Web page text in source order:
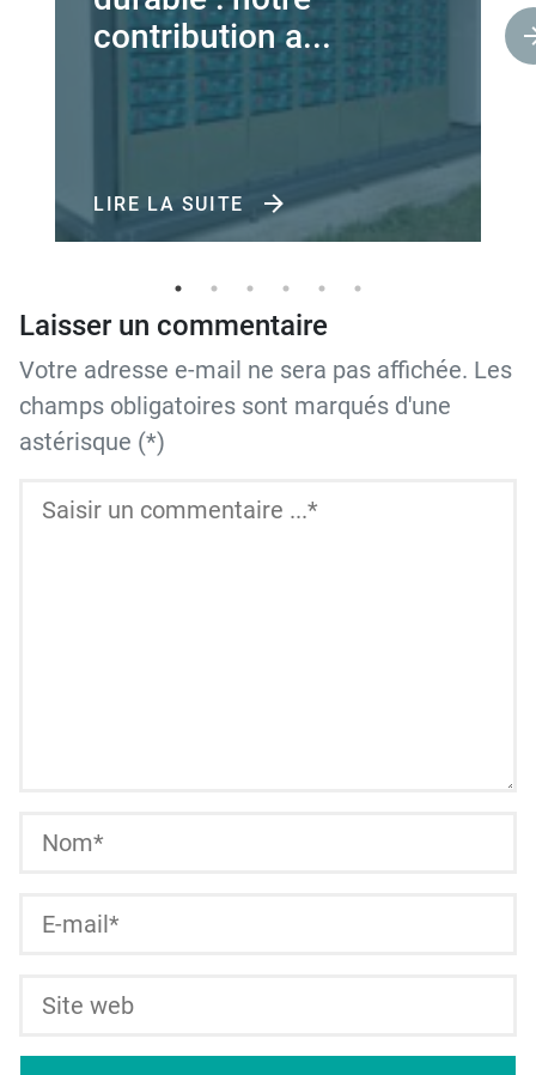
contribution a...
LIRE LA SUITE
Laisser un commentaire
Votre adresse e-mail ne sera pas affichée. Les
champs obligatoires sont marqués d'une
astérisque (*)